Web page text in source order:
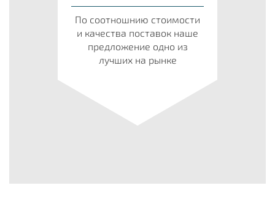
По соотношнию стоимости
и качества поставок наше
предложение одно из
лучших на рынке